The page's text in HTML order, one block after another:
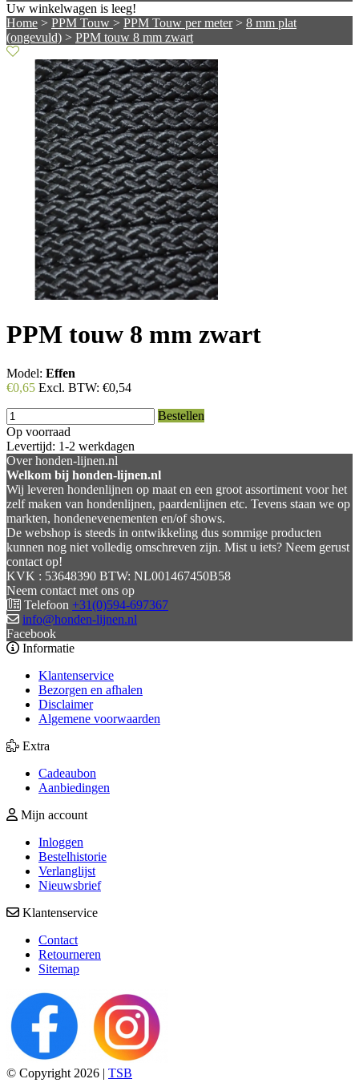
Uw winkelwagen is leeg!
Home > PPM Touw > PPM Touw per meter> 8 mm plat
(ongevuld) > PPM touw 8 mm zwart
PPM touw 8 mm zwart
Model: Effen
€0,65 Excl. BTW: €0,54
Bestellen
Op voorraad
Levertijd: 1-2 werkdagen
Over honden-lijnen.nl
Welkom bij honden-lijnen.nl
Wij leveren hondenlijnen op maat en een groot assortiment voor het
zelf maken van hondenlijnen, paardenlijnen etc. Tevens staan we op
markten, hondenevenementen en/of shows.
De webshop is steeds in ontwikkeling dus sommige producten
kunnen nog niet volledig omschreven zijn. Mist u iets? Neem gerust
contact op!
KVK : 53648390 BTW: NL001467450B58
Neem contact met ons op
Telefoon +31(0)594-697367
info@honden-lijnen.nl
Facebook
Informatie
Klantenservice
Bezorgen en afhalen
Disclaimer
Algemene voorwaarden
Extra
Cadeaubon
Aanbiedingen
Mijn account
Inloggen
Bestelhistorie
Verlanglijst
Nieuwsbrief
Klantenservice
Contact
Retourneren
Sitemap
© Copyright 2026 | TSB